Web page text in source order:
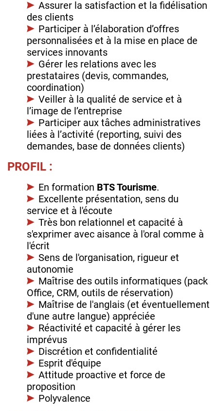
Assurer la satisfaction et la fidélisation
des clients
Participer à l’élaboration d’offres
personnalisées et à la mise en place de
services innovants
Gérer les relations avec les
prestataires (devis, commandes,
coordination)
Veiller à la qualité de service et à
l’image de l’entreprise
Participer aux tâches administratives
liées à l’activité (reporting, suivi des
demandes, base de données clients)
PROFIL :
En formation BTS Tourisme.
Excellente présentation, sens du
service et à l'écoute
Très bon relationnel et capacité à
s'exprimer avec aisance à l'oral comme à
l'écrit
Sens de l'organisation, rigueur et
autonomie
Maîtrise des outils informatiques (pack
Office, CRM, outils de réservation)
Maîtrise de l'anglais (et éventuellement
d'une autre langue) appréciée
Réactivité et capacité à gérer les
imprévus
Discrétion et confidentialité
Esprit d'équipe
Attitude proactive et force de
proposition
Polyvalence